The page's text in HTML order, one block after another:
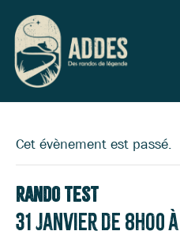
Cet évènement est passé.
Rando test
31 janvier de 8h00à